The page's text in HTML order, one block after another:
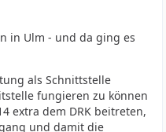
in Ulm - und da ging es
als Schnittstelle
fungieren zu können
extra dem DRK beitreten,
und damit die